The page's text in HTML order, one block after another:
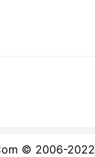
© 2006-2022